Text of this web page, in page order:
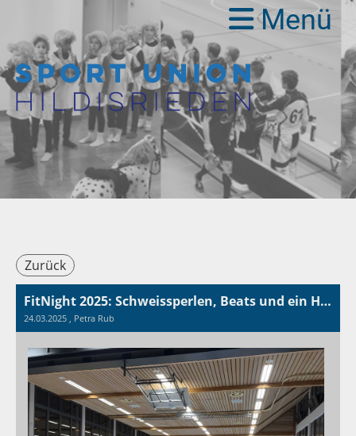
Menü
Zurück
FitNight 2025: Schweissperlen, Beats und ein Hauch von Muskelkater
24.03.2025 , Petra Rub